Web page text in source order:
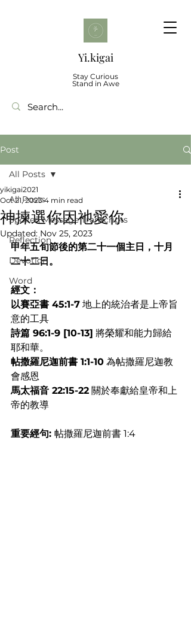
Yi.kigai
Stay Curious
Stand in Awe
Post
All Posts
Spoken Message Transcripts
Reflection
Devotion
Word
All Posts
神揀選你因祂愛你
yikigai2021
Oct 21, 2023 4 min read
Updated: Nov 25, 2023
甲年五旬節後的第二十一個主日，十月
二十二日。
經文：
以賽亞書 45:1-7 地上的統治者是上帝旨
意的工具
詩篇 96:1-9 [10-13] 將榮耀和能力歸給
耶和華。
帖撒羅尼迦前書 1:1-10 為帖撒羅尼迦教
會感恩
馬太福音 22:15-22 關於奉獻給皇帝和上
帝的教導
重要經句: 帖撒羅尼迦前書 1:4